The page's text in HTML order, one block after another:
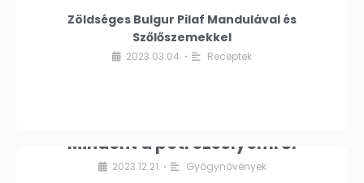
Zöldséges Bulgur Pilaf Mandulával és
Szőlőszemekkel
2023.03.04. • Receptek
Mindent a petrezselyemről
2023.12.21. • Gyógynövények